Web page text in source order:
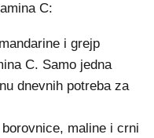
C:
i grejp
C. Samo jedna
dnevnih potreba za
maline i crni